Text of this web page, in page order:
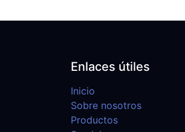
Enlaces útiles
Inicio
Sobre nosotros
Productos